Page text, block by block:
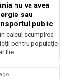
nu va avea
sau
public
calcul scumpirea
pentru populație
Ilie...